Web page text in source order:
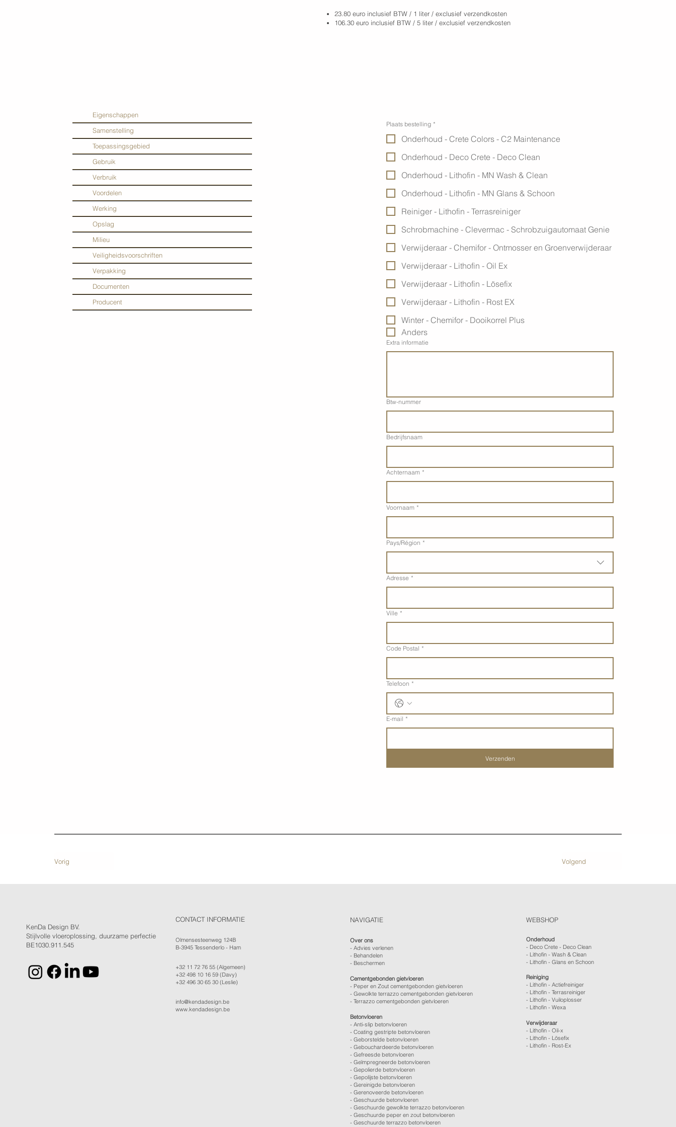
23.80 euro inclusief BTW / 1 liter / exclusief verzendkosten
106.30 euro inclusief BTW / 5 liter / exclusief verzendkosten
Eigenschappen
Samenstelling
Toepassingsgebied
Gebruik
Verbruik
Voordelen
Werking
Opslag
Milieu
Veiligheidsvoorschriften
Verpakking
Documenten
Producent
Plaats bestelling *
Onderhoud - Crete Colors - C2 Maintenance
Onderhoud - Deco Crete - Deco Clean
Onderhoud - Lithofin - MN Wash & Clean
Onderhoud - Lithofin - MN Glans & Schoon
Reiniger - Lithofin - Terrasreiniger
Schrobmachine - Clevermac - Schrobzuigautomaat Genie
Verwijderaar - Chemifor - Ontmosser en Groenverwijderaar
Verwijderaar - Lithofin - Oil Ex
Verwijderaar - Lithofin - Lösefix
Verwijderaar - Lithofin - Rost EX
Winter - Chemifor - Dooikorrel Plus
Anders
Extra informatie
Btw-nummer
Bedrijfsnaam
Achternaam *
Voornaam *
Adres met meerdere regels
Pays/Région *
Adresse *
Ville *
Code Postal *
Telefoon *
E-mail *
Verzenden
Volgend
Vorig
KenDa Design BV.
Stijlvolle vloeroplossing, duurzame perfectie
BE1030.911.545
CONTACT INFORMATIE
Olmensesteenweg 124B
B-3945 Tessenderlo - Ham
+32 11 72 76 55 (Algemeen)
+32 498 10 16 59 (Davy)
+32 496 30 65 30 (Leslie)
info@kendadesign.be
www.kendadesign.be
NAVIGATIE
Over ons
-Advies verlenen
- Behandelen
- Beschermen
Cementgebonden gietvloeren
- Peper en Zout cementgebonden gietvloeren
- Gewolkte terrazzo cementgebonden gietvloeren
- Terrazzo cementgebonden gietvloeren
Betonvloeren
-Anti-slip betonvloeren
-Coating gestripte betonvloeren
-Geborstelde betonvloeren
-Gebouchardeerde betonvloeren
-Gefreesde betonvloeren
-Geïmpregneerde betonvloeren
-Gepolierde betonvloeren
-Gepolijste betonvloeren
- Gereinigde betonvloeren
-Gerenoveerde betonvloeren
-Geschuurde betonvloeren
-Geschuurde gewolkte terrazzo betonvloeren
-Geschuurde peper en zout betonvloeren
-Geschuurde terrazzo betonvloeren
WEBSHOP
Onderhoud
- Deco Crete - Deco Clean
- Lithofin - Wash & Clean
- Lithofin - Glans en Schoon
Reiniging
- Lithofin - Actiefreiniger
- Lithofin - Terrasreiniger
- Lithofin - Vuiloplosser
- Lithofin - Wexa
Verwijderaar
- Lithofin - Oil-x
- Lithofin - Lösefix
- Lithofin - Rost-Ex